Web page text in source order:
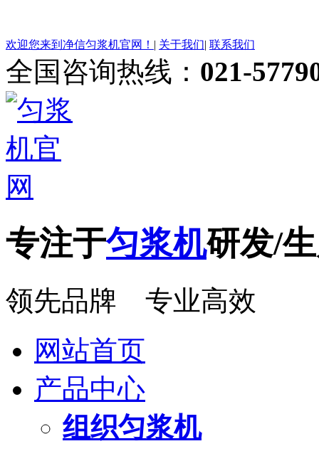
欢迎您来到净信匀浆机官网！ | 关于我们| 联系我们
全国咨询热线： 021-
专注于匀浆机研发/
领先品牌 专业高效
网站首页
产品中心
组织匀浆机